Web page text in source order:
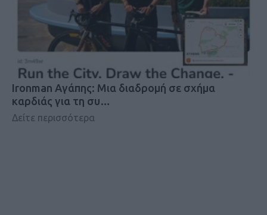
Ironman Αγάπης: Μια διαδρομή σε σχήμα
καρδιάς για τη συ…
Δείτε περισσότερα